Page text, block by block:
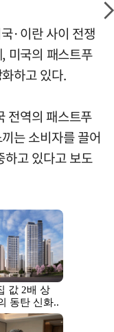
·이란 사이 전쟁
미국의 패스트푸
하고 있다.
전역의 패스트푸
는 소비자를 끌어
하고 있다고 보도